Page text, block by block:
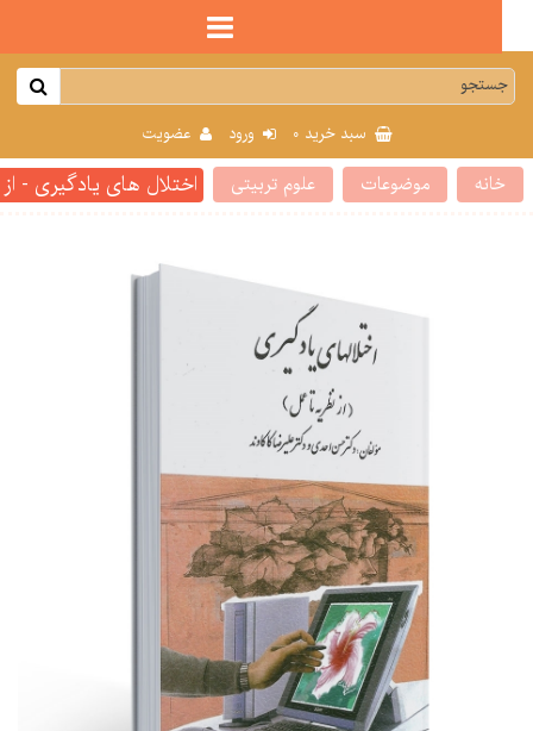
سبد خرید0 ورود عضویت
موضوعات علوم تربیتی اختلال های یادگیری - از